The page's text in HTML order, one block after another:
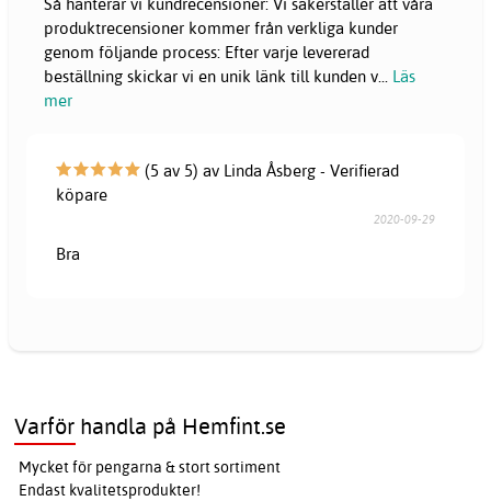
produktrecensioner kommer från verkliga kunder
genom följande process: Efter varje levererad
beställning skickar vi en unik länk till kunden v
Läs
mer
(5 av 5) av Linda Åsberg - Verifierad
köpare
2020-09-29
Bra
Varför handla på Hemfint.se
Mycket för pengarna & stort sortiment
Endast kvalitetsprodukter!